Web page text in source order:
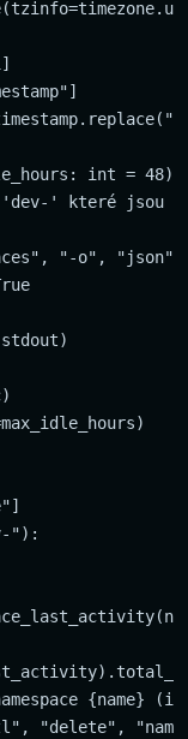
int = 48):
' které jsou
"-o",
"):
{name}
"delete",